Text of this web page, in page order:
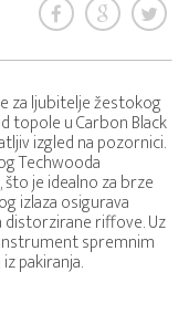
za ljubitelje žestokog
topole u Carbon Black
izgled na pozornici.
Techwooda
je idealno za brze
izlaza osigurava
distorzirane riffove. Uz
spremnim
pakiranja.